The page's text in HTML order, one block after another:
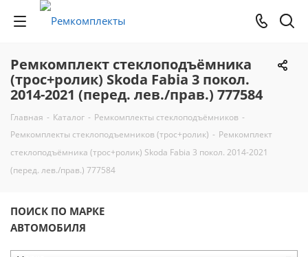
Ремкомплект стеклоподъёмника
(трос+ролик) Skoda Fabia 3 покол.
2014-2021 (перед. лев./прав.) 777584
Главная - Каталог - Ремкомплекты стеклоподъёмников -
Ремкомплекты стеклоподъемников (трос+ролик) - Ремкомплект
стеклоподъёмника (трос+ролик) Skoda Fabia 3 покол. 2014-2021
(перед. лев./прав.) 777584
ПОИСК ПО МАРКЕ
АВТОМОБИЛЯ